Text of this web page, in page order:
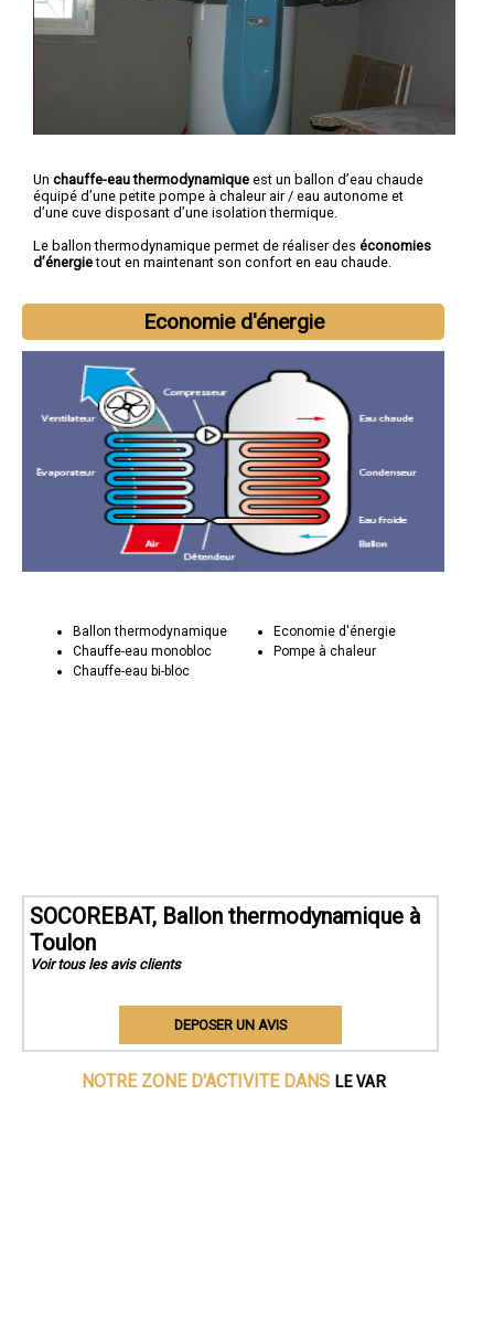
Un chauffe-eau thermodynamique est un ballon d’eau chaude
équipé d’une petite pompe à chaleur air / eau autonome et
d’une cuve disposant d’une isolation thermique.
Le ballon thermodynamique permet de réaliser des économies
d’énergietout en maintenant son confort en eau chaude.
Economie d'énergie
Ballon thermodynamique
Chauffe-eau monobloc
Chauffe-eau bi-bloc
Economie d'énergie
Pompe à chaleur
SOCOREBAT, Ballon thermodynamique à
Toulon
Voir tous les avis clients
DEPOSER UN AVIS
NOTRE ZONE D'ACTIVITE DANS LE VAR